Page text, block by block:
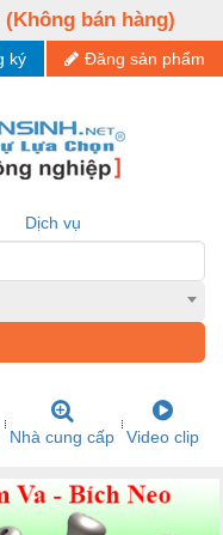
(Không bán hàng)
Đăng sản phẩm
ký
Dịch vụ
Nhà cung cấp Video clip